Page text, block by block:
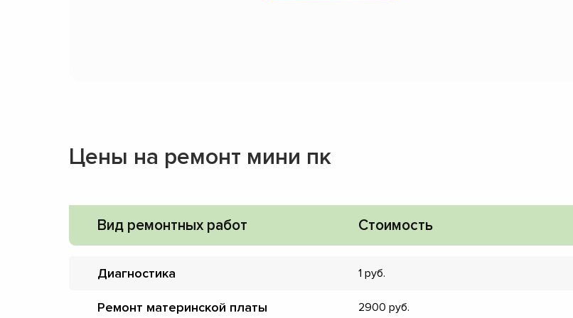
Цены на ремонт мини пк
Вид ремонтных работ Стоимость
Диагностика 1
Ремонт материнской платы 2900